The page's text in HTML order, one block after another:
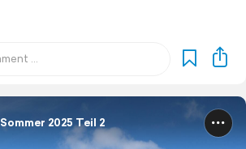
Sommer 2025 Teil 2